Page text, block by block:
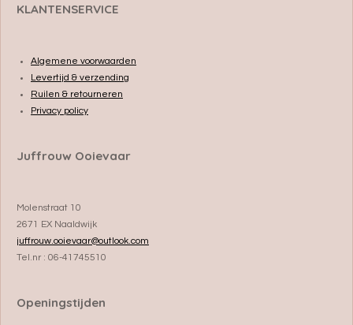
KLANTENSERVICE
Algemene voorwaarden
Levertijd & verzending
Ruilen & retourneren
Privacy policy
Juffrouw Ooievaar
Molenstraat 10
2671 EX Naaldwijk
juffrouw.ooievaar@outlook.com
Tel.nr : 06-41745510
Openingstijden